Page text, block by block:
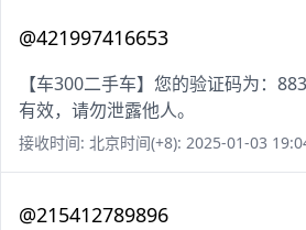
@421997416653
【车300二手车】您的验证码为：
有效，请勿泄露他人。
接收时间: 北京时间(+8): 2025-01-03
@215412789896